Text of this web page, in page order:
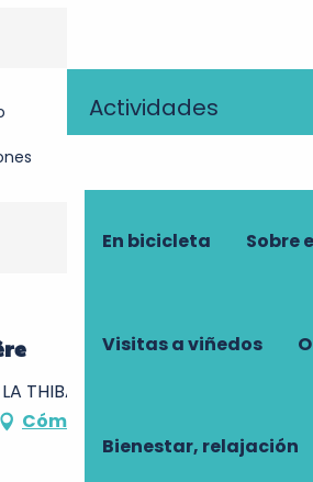
Actividades
En bicicleta Sobre
Visitas a viñedos
Bienestar, relajación
THIBAUDIÈRE, 37340 Gizeux
Cómo llegar